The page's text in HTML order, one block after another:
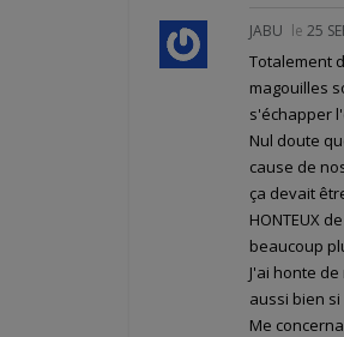
JABU le 25
Totalement
magouilles
s'échapper
Nul doute
cause de
ça devait
HONTEUX
beaucoup
J'ai honte
aussi bien
Me